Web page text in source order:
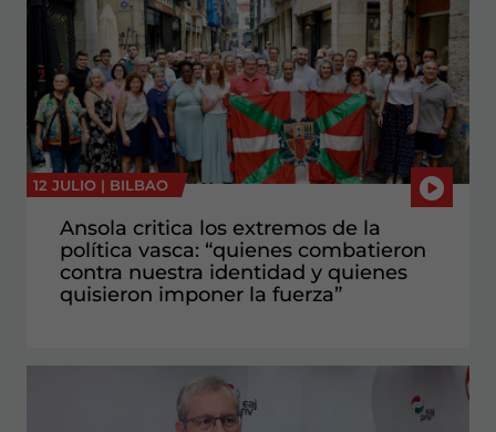
12 JULIO | BILBAO
Ansola critica los extremos de la
política vasca: “quienes combatieron
contra nuestra identidad y quienes
quisieron imponer la fuerza”